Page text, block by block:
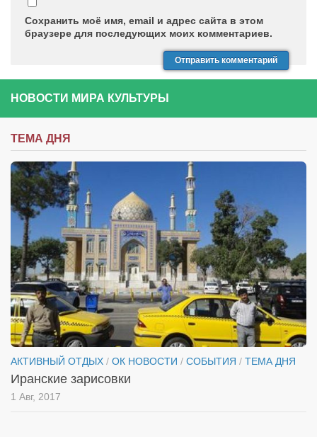
Сохранить моё имя, email и адрес сайта в этом
браузере для последующих моих комментариев.
НОВОСТИ МИРА КУЛЬТУРЫ
ТЕМА ДНЯ
АКТИВНЫЙ ОТДЫХ / ОК НОВОСТИ / СОБЫТИЯ / ТЕМА ДНЯ
Иранские зарисовки
1 Авг, 2017